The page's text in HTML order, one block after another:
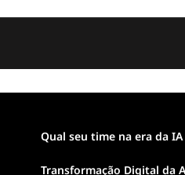
Qual seu time na era da
Transformação Digital da